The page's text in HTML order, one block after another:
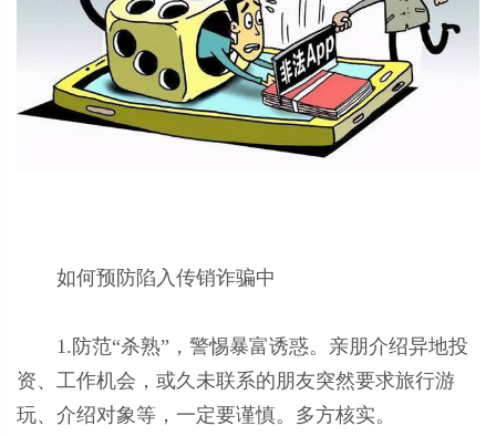
如何预防陷入传销诈骗中
1.防范“杀熟”，警惕暴富诱惑。亲朋介绍异地投
资、工作机会，或久未联系的朋友突然要求旅行游
玩、介绍对象等，一定要谨慎。多方核实。